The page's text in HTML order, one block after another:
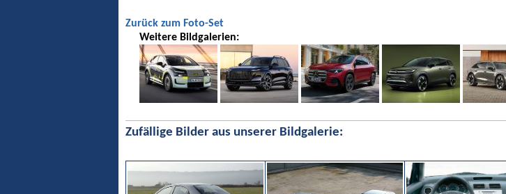
Zurück zum Foto-Set
Weitere Bildgalerien:
Zufällige Bilder aus unserer Bildgalerie: